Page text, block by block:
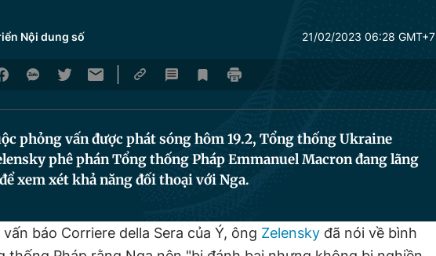
Nội dung số 21/02/2023 06:28 GMT+7
phỏng vấn được phát sóng hôm 19.2, Tổng thống Ukraine
phê phán Tổng thống Pháp Emmanuel Macron đang lãng
xem xét khả năng đối thoại với Nga.
báo Corriere della Sera của Ý, ông Zelensky đã nói về bình